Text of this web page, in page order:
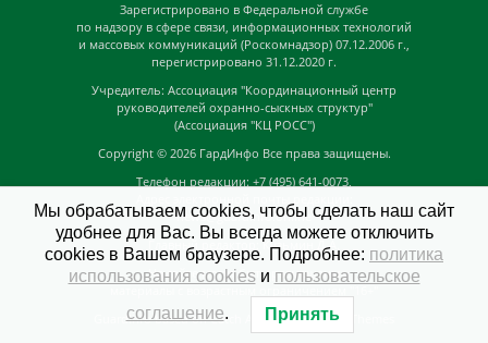
Зарегистрировано в Федеральной службе
по надзору в сфере связи, информационных технологий
и массовых коммуникаций (Роскомнадзор) 07.12.2006 г.,
перегистрировано 31.12.2020 г.
Учредитель: Ассоциация "Координационный центр
руководителей охранно-сыскных структур"
(Ассоциация "КЦ РОСС")
Copyright © 2026 ГардИнфо Все права защищены.
Телефон редакции: +7 (495) 641-0073,
news@guardinfo.online
Главный редактор: Кузьмин Д.А.
На сайте могут быть размещены
GuardInfo based on Catch Adaptive byCatch Themes
Мы обрабатываем cookies, чтобы сделать наш сайт
удобнее для Вас. Вы всегда можете отключить
cookies в Вашем браузере. Подробнее: политика
использования cookiesи пользовательское
соглашение. Принять